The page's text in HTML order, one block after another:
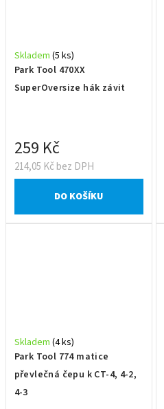
Park Tool 470XX
SuperOversize hák závit
Skladem (5 ks)
214,05 Kč bez DPH
259 Kč
DO KOŠÍKU
Park Tool 774 matice
převlečná čepu k CT-4, 4-2,
4-3
Skladem (4 ks)